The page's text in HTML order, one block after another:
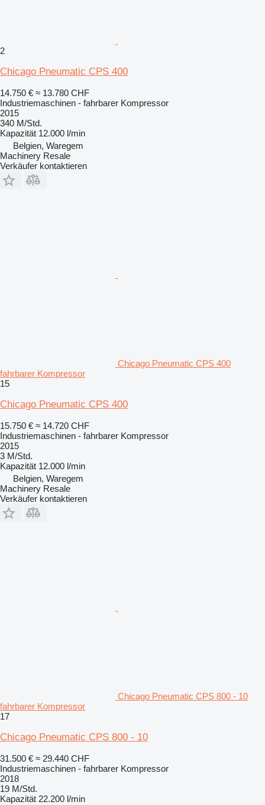
2
Chicago Pneumatic CPS 400
14.750 € ≈ 13.780 CHF
Industriemaschinen - fahrbarer Kompressor
2015
340 M/Std.
Kapazität 12.000 l/min
Belgien, Waregem
Machinery Resale
Verkäufer kontaktieren
Chicago Pneumatic CPS 400
fahrbarer Kompressor
15
Chicago Pneumatic CPS 400
15.750 € ≈ 14.720 CHF
Industriemaschinen - fahrbarer Kompressor
2015
3 M/Std.
Kapazität 12.000 l/min
Belgien, Waregem
Machinery Resale
Verkäufer kontaktieren
Chicago Pneumatic CPS 800 - 10
fahrbarer Kompressor
17
Chicago Pneumatic CPS 800 - 10
31.500 € ≈ 29.440 CHF
Industriemaschinen - fahrbarer Kompressor
2018
19 M/Std.
Kapazität 22.200 l/min